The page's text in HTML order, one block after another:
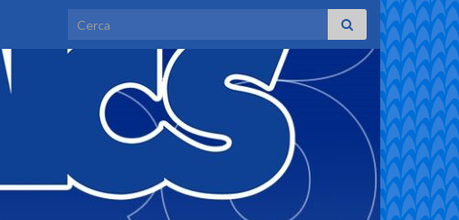
Search for: